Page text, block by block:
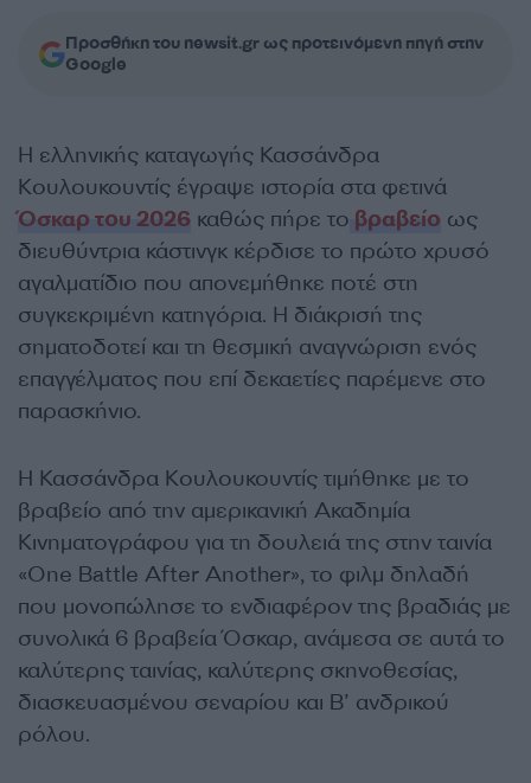
Προσθήκη του newsit.gr ως προτεινόμενη πηγή στην
Google
Η ελληνικής καταγωγής Κασσάνδρα
Κουλουκουντίς έγραψε ιστορία στα φετινά
Όσκαρ του 2026 καθώς πήρε το βραβείο ως
διευθύντρια κάστινγκ κέρδισε το πρώτο χρυσό
αγαλματίδιο που απονεμήθηκε ποτέ στη
συγκεκριμένη κατηγόρια. Η διάκρισή της
σηματοδοτεί και τη θεσμική αναγνώριση ενός
επαγγέλματος που επί δεκαετίες παρέμενε στο
παρασκήνιο.
Η Κασσάνδρα Κουλουκουντίς τιμήθηκε με το
βραβείο από την αμερικανική Ακαδημία
Κινηματογράφου για τη δουλειά της στην ταινία
«One Battle After Another», το φιλμ δηλαδή
που μονοπώλησε το ενδιαφέρον της βραδιάς με
συνολικά 6 βραβεία Όσκαρ, ανάμεσα σε αυτά το
καλύτερης ταινίας, καλύτερης σκηνοθεσίας,
διασκευασμένου σεναρίου και Β’ ανδρικού
ρόλου.